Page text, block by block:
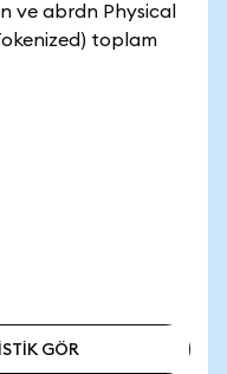
ve abrdn Physical
toplam
GÖR